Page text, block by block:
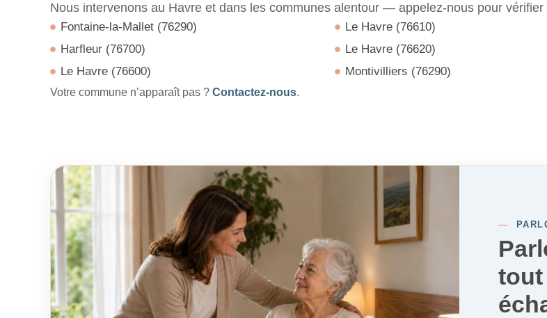
Nous intervenons au Havre et dans les communes alentour — appelez-nous pour vérifier
Fontaine-la-Mallet (76290)
Harfleur (76700)
Le Havre (76600)
Le Havre (76610)
Le Havre (76620)
Montivilliers (76290)
Votre commune n’apparaît pas ? Contactez-nous.
—
tout